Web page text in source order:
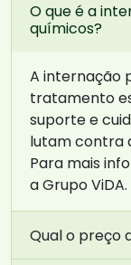
O que é a
químicos?
A internação
tratamento
suporte e
lutam contra
Para mais
a Grupo ViDA.
Qual o preço